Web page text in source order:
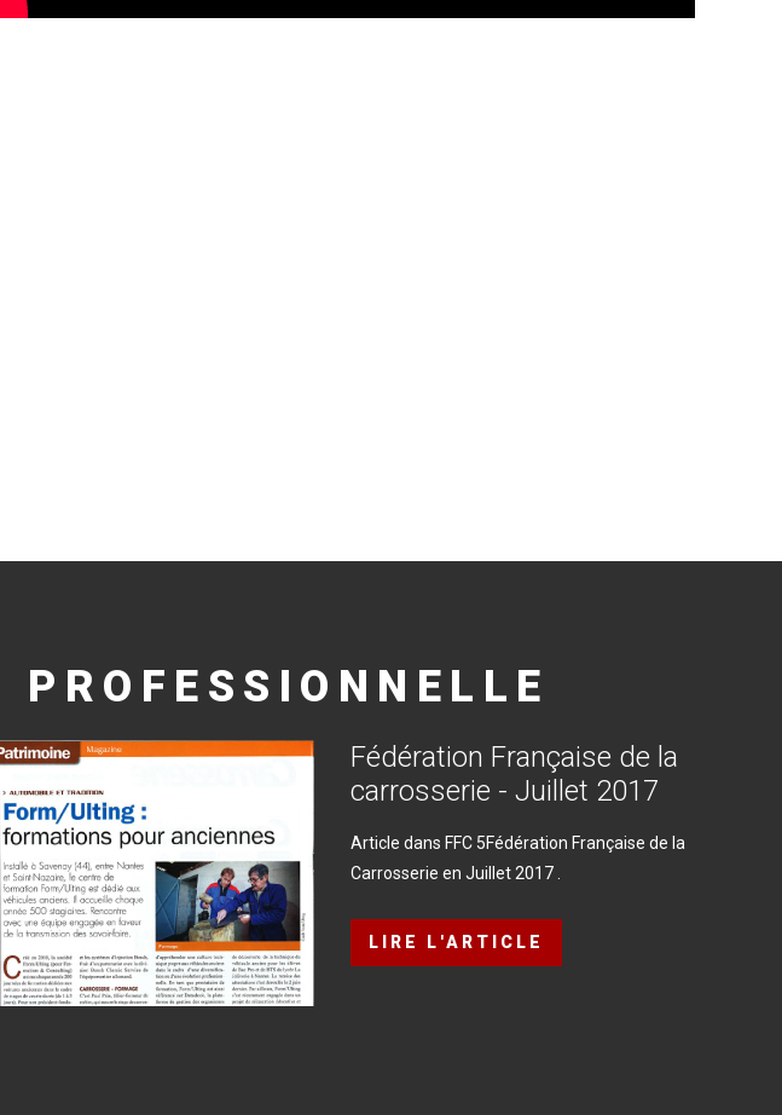
PROFESSIONNELLE
Fédération Française de la
carrosserie - Juillet 2017
Article dans FFC 5Fédération Française de la
Carrosserie en Juillet 2017 .
LIRE L'ARTICLE